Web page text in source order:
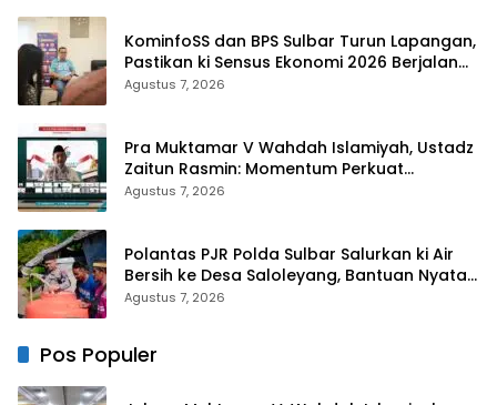
KominfoSS dan BPS Sulbar Turun Lapangan,
Pastikan ki Sensus Ekonomi 2026 Berjalan
Nyaman dan Akurat
Agustus 7, 2026
Pra Muktamar V Wahdah Islamiyah, Ustadz
Zaitun Rasmin: Momentum Perkuat
Konsolidasi dan Evaluasi Perjalanan
Agustus 7, 2026
Polantas PJR Polda Sulbar Salurkan ki Air
Bersih ke Desa Saloleyang, Bantuan Nyata
di Tengah Musim Kemarau
Agustus 7, 2026
Pos Populer